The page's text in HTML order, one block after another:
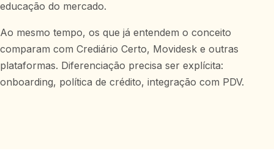
educação do mercado.
Ao mesmo tempo, os que já entendem o conceito
comparam com Crediário Certo, Movidesk e outras
plataformas. Diferenciação precisa ser explícita:
onboarding, política de crédito, integração com PDV.